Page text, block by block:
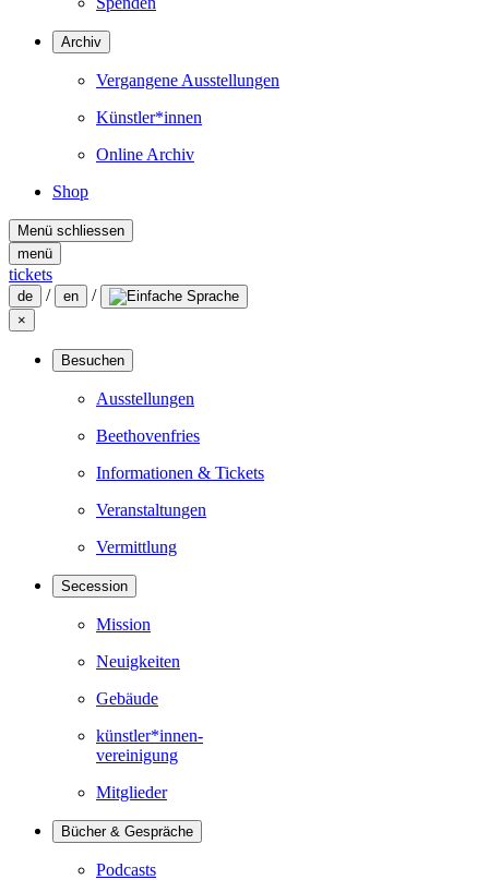
Archiv
Vergangene Ausstellungen
Künstler*innen
Online Archiv
Shop
Menü schliessen
menü
tickets
de / en /
×
Besuchen
Ausstellungen
Beethovenfries
Informationen & Tickets
Veranstaltungen
Vermittlung
Secession
Mission
Neuigkeiten
Gebäude
künstler*innen-
vereinigung
Mitglieder
Bücher & Gespräche
Podcasts